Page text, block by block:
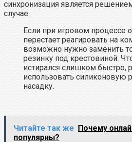
синхронизация является
случае.
Если при игровом процессе
перестает реагировать на
возможно нужно заменить
резинку под крестовиной.
истирался слишком быстро,
использовать силиконовую
насадку.
Читайте так же Почему
популярны?